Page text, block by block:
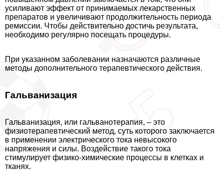
усиливают эффект от принимаемых лекарственных
препаратов и увеличивают продолжительность периода
ремиссии. Чтобы действительно достичь результата,
необходимо регулярно посещать процедуры.
При указанном заболевании назначаются различные
методы дополнительного терапевтического действия.
Гальванизация
Гальванизация, или гальванотерапия, – это
физиотерапевтический метод, суть которого заключается
в применении электрического тока невысокого
напряжения и силы. Воздействие такого тока
стимулирует физико-химические процессы в клетках и
тканях.